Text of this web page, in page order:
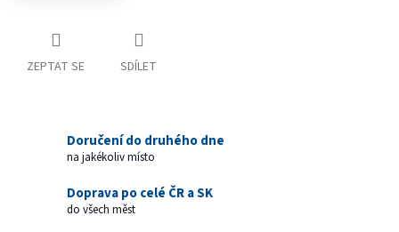
ZEPTAT SE SDÍLET
Doručení do druhého dne
na jakékoliv místo
Doprava po celé ČR a SK
do všech měst